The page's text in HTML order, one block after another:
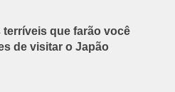
que farão você
de visitar o Japão